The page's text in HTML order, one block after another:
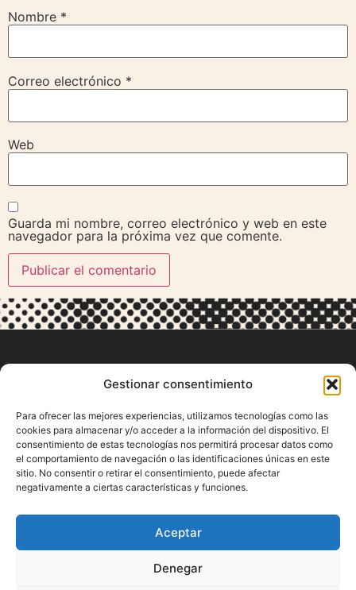
Gestionar consentimiento
Para ofrecer las mejores experiencias, utilizamos tecnologías como las
cookies para almacenar y/o acceder a la información del dispositivo. El
consentimiento de estas tecnologías nos permitirá procesar datos como
el comportamiento de navegación o las identificaciones únicas en este
sitio. No consentir o retirar el consentimiento, puede afectar
negativamente a ciertas características y funciones.
Aceptar
Denegar
Nombre *
Correo electrónico *
Web
Guarda mi nombre, correo electrónico y web en este
navegador para la próxima vez que comente.
Contacto
91 577 32 03
SÍGUENOS